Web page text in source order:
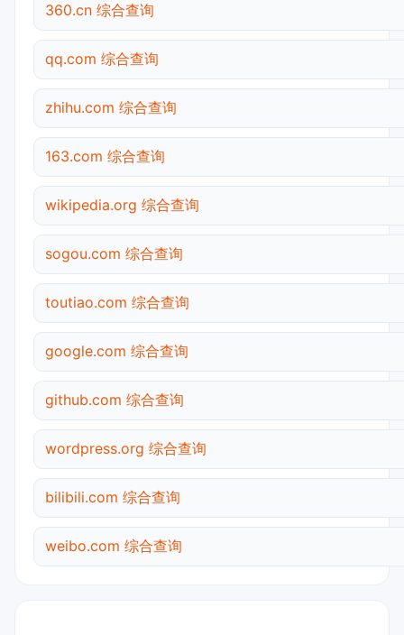
360.cn 综合查询
qq.com 综合查询
zhihu.com 综合查询
163.com 综合查询
wikipedia.org 综合查询
sogou.com 综合查询
toutiao.com 综合查询
google.com 综合查询
github.com 综合查询
wordpress.org 综合查询
bilibili.com 综合查询
weibo.com 综合查询